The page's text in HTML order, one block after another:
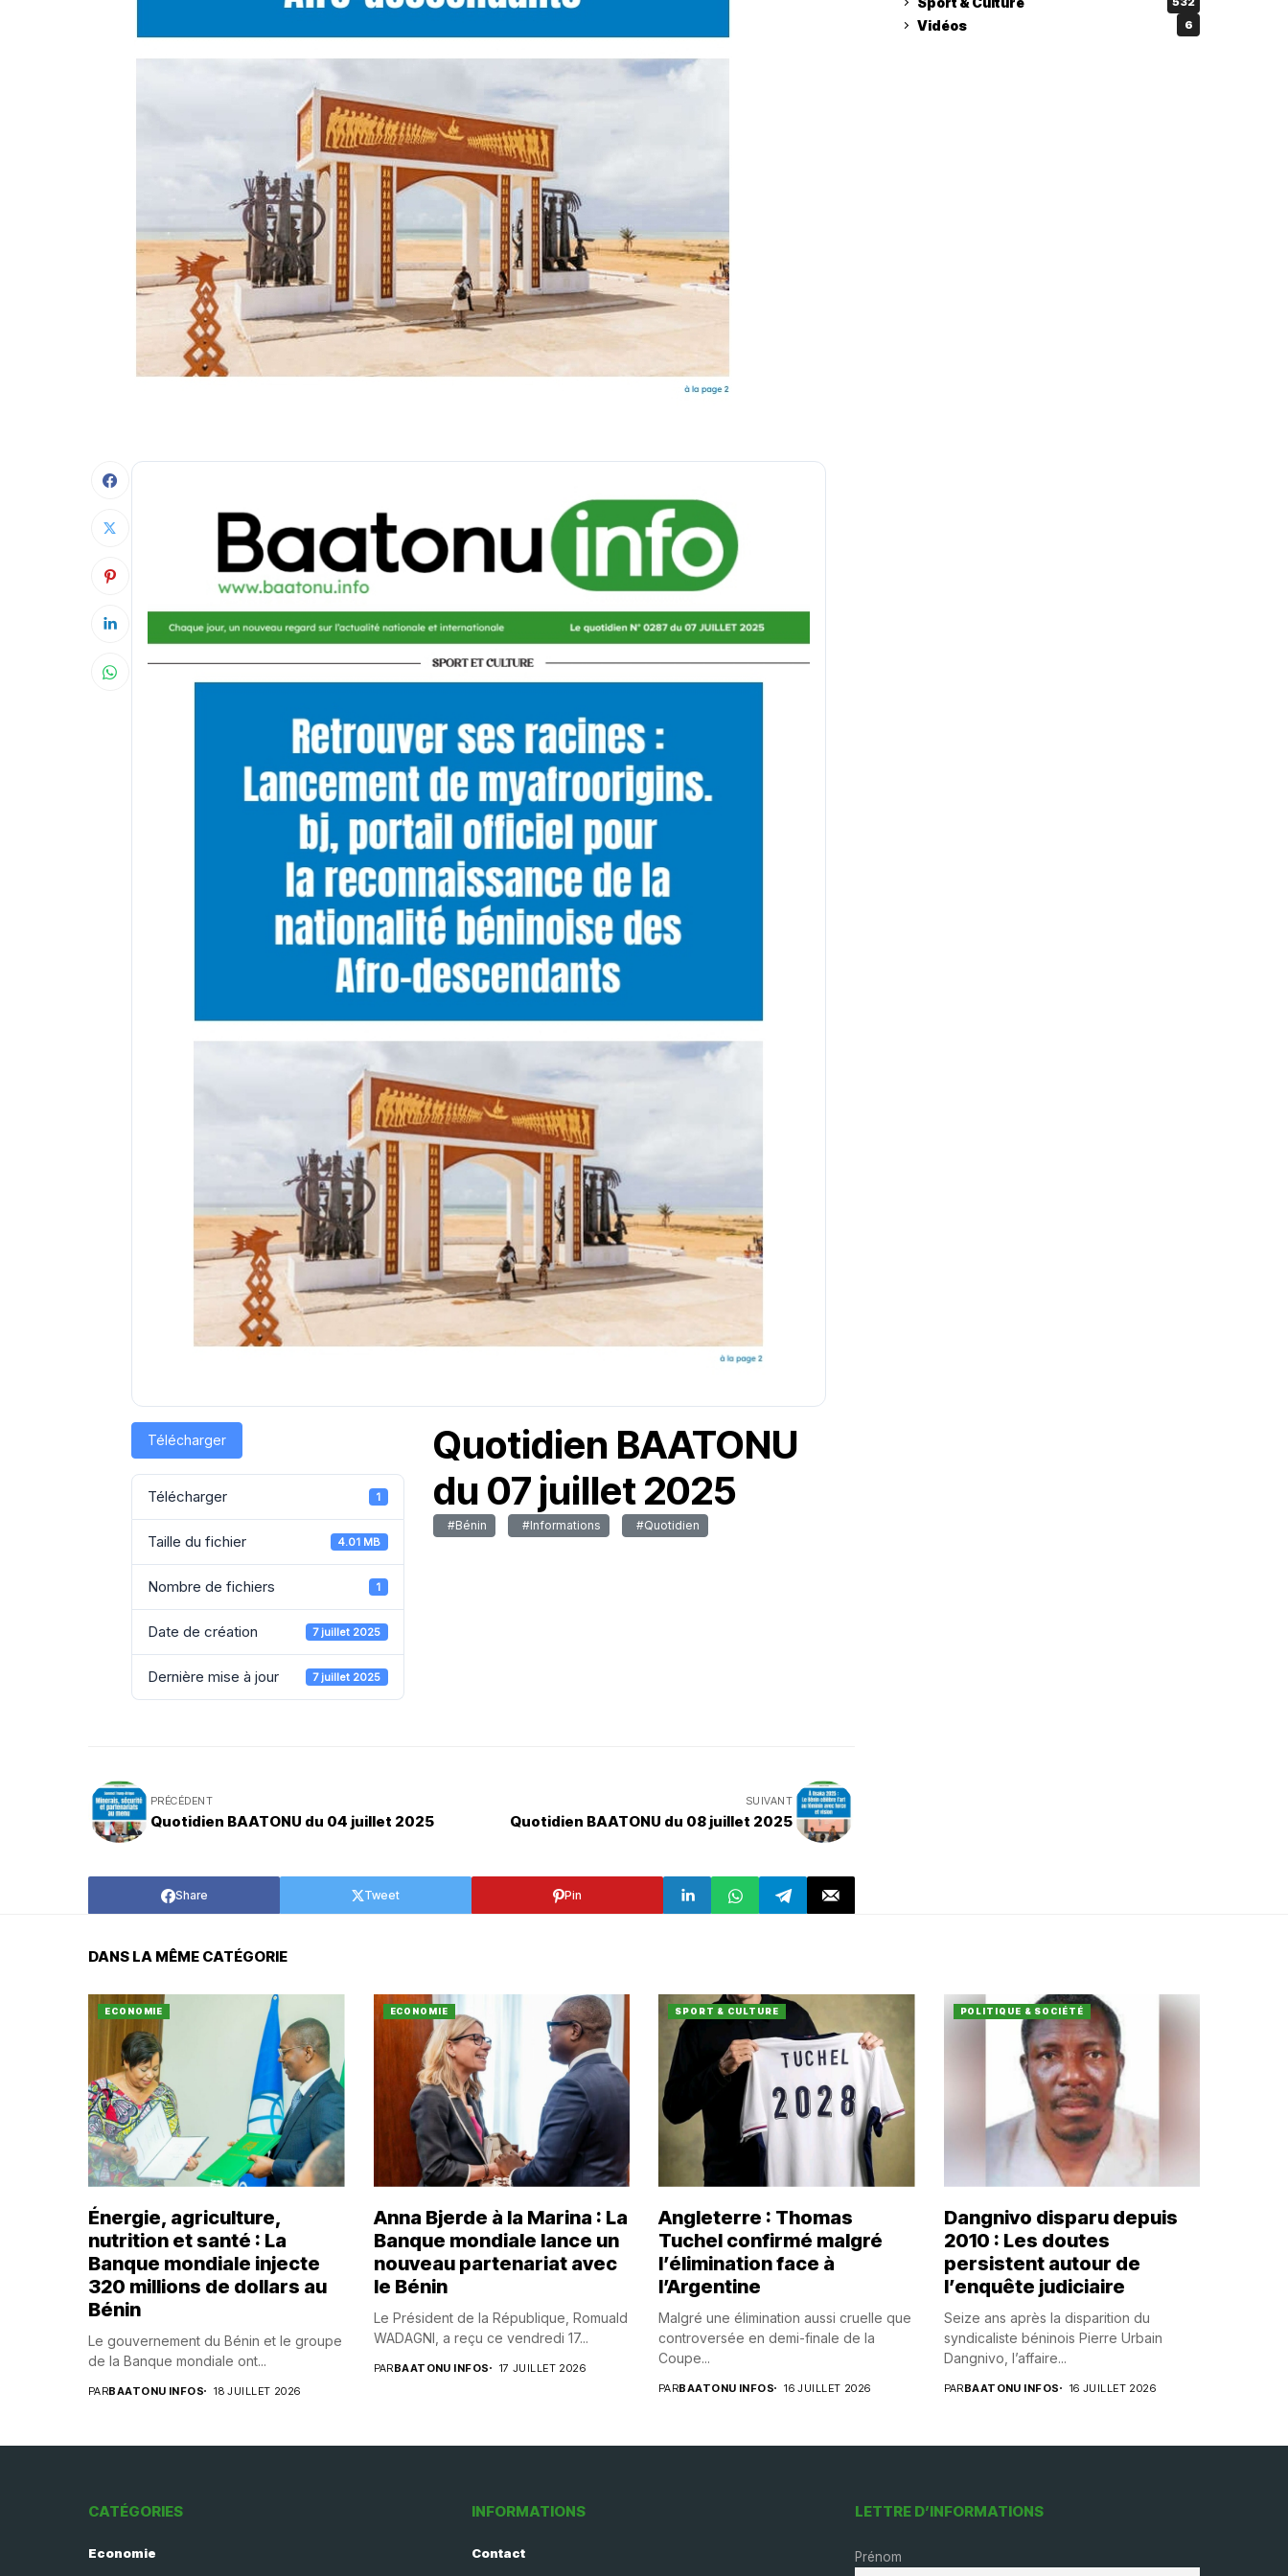
Télécharger
Télécharger 1
Taille du fichier 4.01 MB
Nombre de fichiers 1
Date de création 7 juillet 2025
Dernière mise à jour 7 juillet 2025
Quotidien BAATONU
du 07 juillet 2025
#Bénin #Informations #Quotidien
PRÉCÉDENT
Quotidien BAATONU du 04 juillet 2025
SUIVANT
Quotidien BAATONU du 08 juillet 2025
Share Tweet Pin
Vidéos 6
DANS LA MÊME CATÉGORIE
ECONOMIE
Énergie, agriculture,
nutrition et santé : La
Banque mondiale injecte
320 millions de dollars au
Bénin
Le gouvernement du Bénin et le groupe
de la Banque mondiale ont...
PARBAATONU INFOS 18 JUILLET 2026
ECONOMIE
Anna Bjerde à la Marina : La
Banque mondiale lance un
nouveau partenariat avec
le Bénin
Le Président de la République, Romuald
WADAGNI, a reçu ce vendredi 17...
PARBAATONU INFOS 17 JUILLET 2026
SPORT & CULTURE
Angleterre : Thomas
Tuchel confirmé malgré
l’élimination face à
l’Argentine
Malgré une élimination aussi cruelle que
controversée en demi-finale de la
Coupe...
PARBAATONU INFOS 16 JUILLET 2026
POLITIQUE & SOCIÉTÉ
Dangnivo disparu depuis
2010 : Les doutes
persistent autour de
l’enquête judiciaire
Seize ans après la disparition du
syndicaliste béninois Pierre Urbain
Dangnivo, l’affaire...
PARBAATONU INFOS 16 JUILLET 2026
CATÉGORIES
Economie
INFORMATIONS
Contact
LETTRE D’INFORMATIONS
Prénom